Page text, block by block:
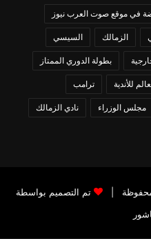
في موقع صوت العرب نيوز
الزمالك السيسي
بطولة الدوري الممتاز
للأندية ترامب
مجلس الوزراء نادي الزمالك
تم التصميم بواسطة